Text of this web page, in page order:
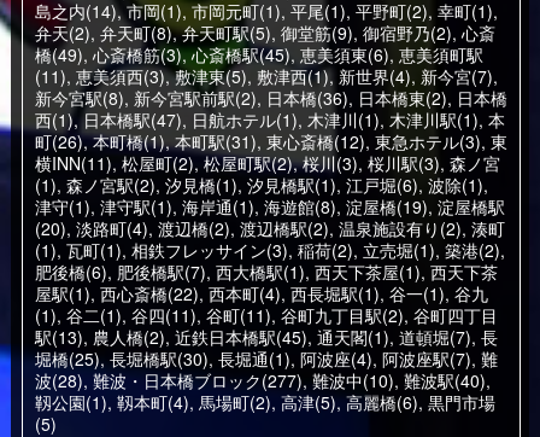
島之内(14), 市岡(1), 市岡元町(1), 平尾(1), 平野町(2), 幸町(1),
弁天(2), 弁天町(8),弁天町駅(5), 御堂筋(9), 御宿野乃(2), 心斎
橋(49), 心斎橋筋(3),心斎橋駅(45), 恵美須東(6), 恵美須町駅
(11), 恵美須西(3),敷津東(5), 敷津西(1), 新世界(4), 新今宮(7),
新今宮駅(8), 新今宮駅前駅(2), 日本橋(36), 日本橋東(2), 日本橋
西(1),日本橋駅(47), 日航ホテル(1), 木津川(1), 木津川駅(1), 本
町(26),本町橋(1),本町駅(31), 東心斎橋(12), 東急ホテル(3), 東
横INN(11), 松屋町(2), 松屋町駅(2),桜川(3), 桜川駅(3), 森ノ宮
(1), 森ノ宮駅(2), 汐見橋(1), 汐見橋駅(1), 江戸堀(6), 波除(1),
津守(1), 津守駅(1), 海岸通(1), 海遊館(8), 淀屋橋(19), 淀屋橋駅
(20), 淡路町(4), 渡辺橋(2), 渡辺橋駅(2), 温泉施設有り(2), 湊町
(1), 瓦町(1), 相鉄フレッサイン(3), 稲荷(2), 立売堀(1), 築港(2),
肥後橋(6), 肥後橋駅(7), 西大橋駅(1), 西天下茶屋(1), 西天下茶
屋駅(1), 西心斎橋(22), 西本町(4), 西長堀駅(1), 谷一(1), 谷九
(1), 谷二(1), 谷四(11), 谷町(11), 谷町九丁目駅(2), 谷町四丁目
駅(13), 農人橋(2), 近鉄日本橋駅(45), 通天閣(1), 道頓堀(7), 長
堀橋(25), 長堀橋駅(30), 長堀通(1), 阿波座(4), 阿波座駅(7), 難
波(28), 難波・日本橋ブロック(277), 難波中(10), 難波駅(40),
靱公園(1), 靱本町(4), 馬場町(2), 高津(5), 高麗橋(6), 黒門市場
(5)